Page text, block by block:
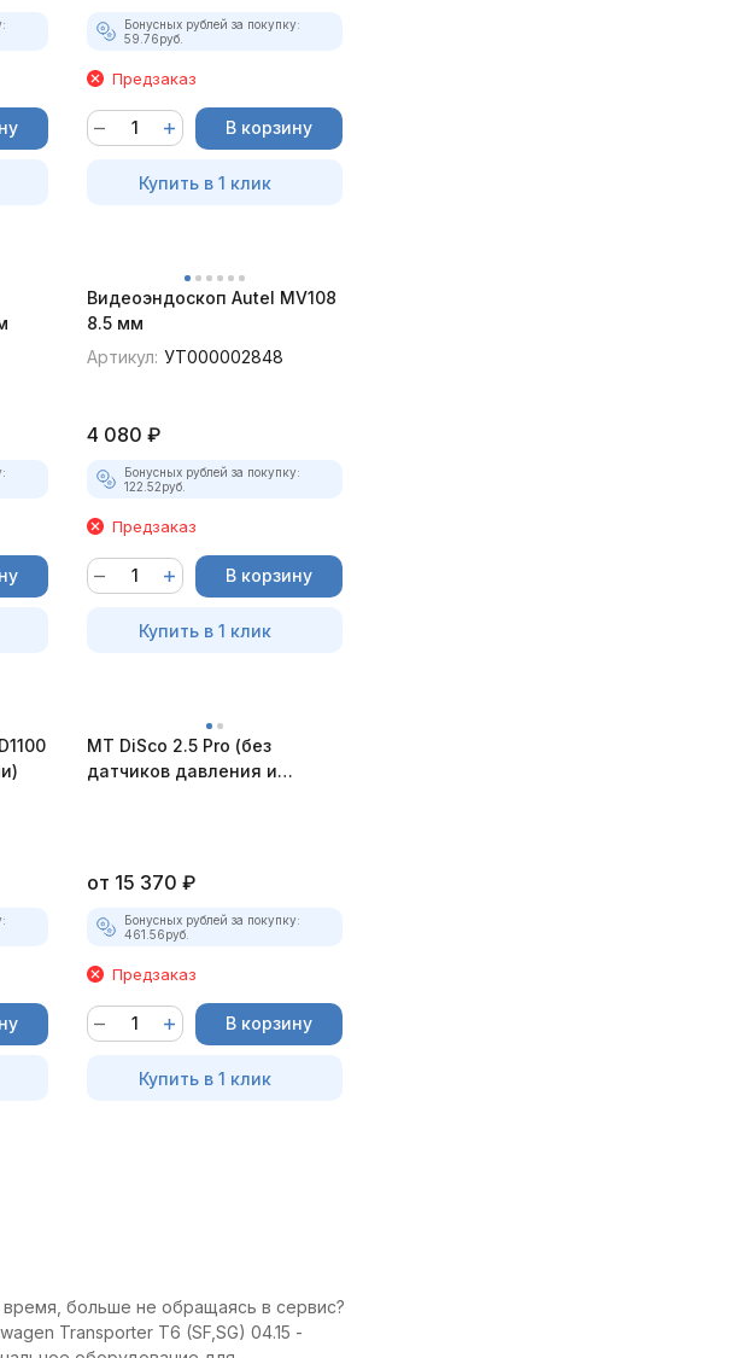
Бонусных рублей за покупку:
59.76руб.
Предзаказ
В корзину
Купить в 1 клик
Видеоэндоскоп Autel MV108
8.5 мм
Артикул: УТ000002848
4 080 ₽
Бонусных рублей за покупку:
122.52руб.
Предзаказ
В корзину
Купить в 1 клик
MT DiSco 2.5 Pro (без
датчиков давления и
от 15 370 ₽
Бонусных рублей за покупку:
461.56руб.
Предзаказ
В корзину
Купить в 1 клик
время, больше не обращаясь в сервис?
Transporter T6 (SF,SG) 04.15 -